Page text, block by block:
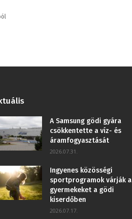
A Samsung gödi gyára
csökkentette a víz- és
áramfogyasztását
2026.07.31.
Ingyenes közösségi
sportprogramok várják a
gyermekeket a gödi
kiserdőben
2026.07.17.